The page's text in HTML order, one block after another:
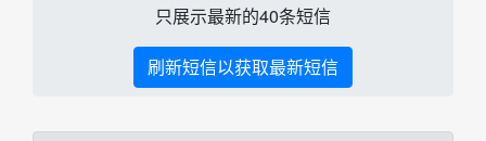
只展示最新的40条短信
刷新短信以获取最新短信